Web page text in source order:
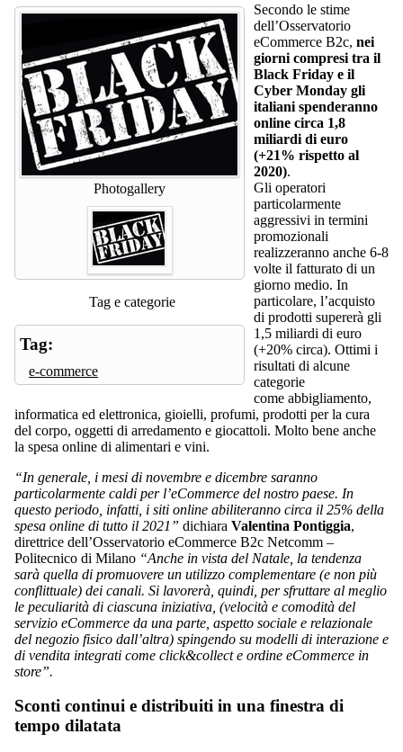
Photogallery
Tag e categorie
Tag:
e-commerce
Secondo le stime
dell’Osservatorio
eCommerce B2c, nei
giorni compresi tra il
Black Friday e il
Cyber Monday gli
italiani spenderanno
online circa 1,8
miliardi di euro
(+21% rispetto al
2020).
Gli operatori
particolarmente
aggressivi in termini
promozionali
realizzeranno anche 6-8
volte il fatturato di un
giorno medio. In
particolare, l’acquisto
di prodotti supererà gli
1,5 miliardi di euro
(+20% circa). Ottimi i
risultati di alcune
categorie
come abbigliamento,
informatica ed elettronica, gioielli, profumi, prodotti per la cura
del corpo, oggetti di arredamento e giocattoli. Molto bene anche
la spesa online di alimentari e vini.
“In generale, i mesi di novembre e dicembre saranno
particolarmente caldi per l’eCommerce del nostro paese. In
questo periodo, infatti, i siti online abiliteranno circa il 25% della
spesa online di tutto il 2021” dichiara Valentina Pontiggia,
direttrice dell’Osservatorio eCommerce B2c Netcomm –
Politecnico di Milano “Anche in vista del Natale, la tendenza
sarà quella di promuovere un utilizzo complementare (e non più
conflittuale) dei canali. Si lavorerà, quindi, per sfruttare al meglio
le peculiarità di ciascuna iniziativa, (velocità e comodità del
servizio eCommerce da una parte, aspetto sociale e relazionale
del negozio fisico dall’altra) spingendo su modelli di interazione e
di vendita integrati come click&collect e ordine eCommerce in
store”.
Sconti continui e distribuiti in una finestra di
tempo dilatata